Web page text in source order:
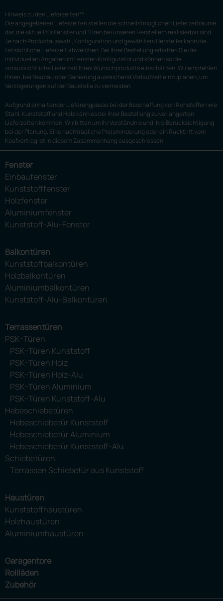
Hinweis zu den Lieferzeiten**
Die angegebenen Lieferzeiten stellen die schnellstmöglichen Lieferzeiträume
dar, die aktuell für Fenster und Türen bei unseren Herstellern realisierbar sind.
Je nach Produktauswahl, Konfiguration und gewähltem Hersteller kann die
tatsächliche Lieferzeit abweichen. Bei Ihrer Bestellung erhalten Sie die
individuellen Angaben im Fenster-Konfigurator und können so die
voraussichtliche Lieferzeit Ihres Wunschprodukts einschätzen. Wir empfehlen
Ihnen, bei Neubau oder Sanierung ausreichend Vorlaufzeit einzuplanen, um
Verzögerungen auf der Baustelle zu vermeiden.
Aufgrund anhaltender Lieferengpässe bei der Beschaffung von Rohstoffen wie
Stahl, Kunststoff und Holz kann es bei Ihrer Bestellung zu verlängerten
Lieferzeiten kommen. Wir bitten um Ihr Verständnis und Ihre Berücksichtigung
bei der Planung. Eine nachträgliche Preisminderung oder ein Rücktritt vom
Kaufvertrag ist in diesem Zusammenhang ausgeschlossen.
Fenster
Einbaufenster
Kunststofffenster
Holzfenster
Aluminiumfenster
Kunststoff-Alu-Fenster
Balkontüren
Kunststoffbalkontüren
Holzbalkontüren
Aluminiumbalkontüren
Kunststoff-Alu-Balkontüren
Terrassentüren
PSK-Türen
PSK-Türen Kunststoff
PSK-Türen Holz
PSK-Türen Holz-Alu
PSK-Türen Aluminium
PSK-Türen Kunststoff-Alu
Hebeschiebetüren
Hebeschiebetür Kunststoff
Hebeschiebetür Aluminium
Hebeschiebetür Kunststoff-Alu
Schiebetüren
Terrassen Schiebetür aus Kunststoff
Haustüren
Kunststoffhaustüren
Holzhaustüren
Aluminiumhaustüren
Garagentore
Rollläden
Zubehör